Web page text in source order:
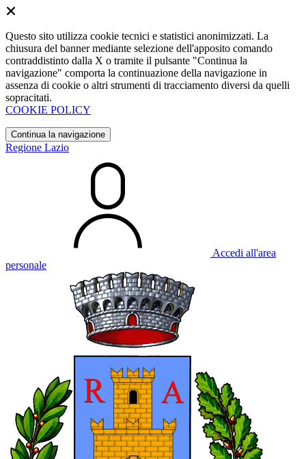
Questo sito utilizza cookie tecnici e statistici anonimizzati. La
chiusura del banner mediante selezione dell'apposito comando
contraddistinto dalla X o tramite il pulsante "Continua la
navigazione" comporta la continuazione della navigazione in
assenza di cookie o altri strumenti di tracciamento diversi da quelli
sopracitati.
COOKIE POLICY
Continua la navigazione
Regione Lazio
Accedi all'area
personale